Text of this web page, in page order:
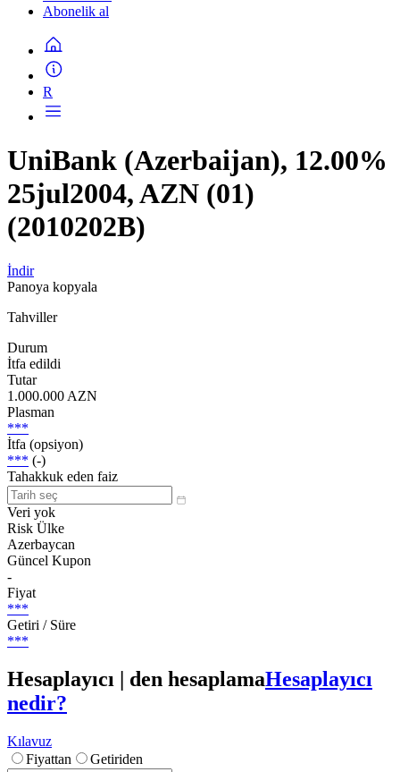
Abonelik al
R
UniBank (Azerbaijan), 12.00%
25jul2004, AZN (01)
(2010202B)
İndir
Panoya kopyala
Tahviller
Durum
İtfa edildi
Tutar
1.000.000 AZN
Plasman
***
İtfa (opsiyon)
*** (-)
Tahakkuk eden faiz
Veri yok
Risk Ülke
Azerbaycan
Güncel Kupon
-
Fiyat
***
Getiri / Süre
***
Hesaplayıcı | den hesaplamaHesaplayıcı
nedir?
Kılavuz
Fiyattan
Getiriden